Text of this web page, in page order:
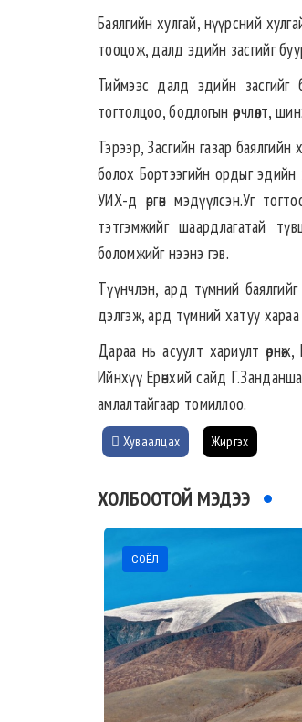
Баялгийн хулгай, нүүрсний
тооцож, далд эдийн засгийг
Тиймээс далд эдийн засгийг
тогтолцоо, бодлогын өөрчлөлт,
Тэрээр, Засгийн газар
болох Бортээгийн ордыг эдийн
УИХ-д өргөн мэдүүлсэн.Уг
тэтгэмжийг шаардлагатай
боломжийг нээнэ гэв.
Түүнчлэн, ард түмний
дэлгэж, ард түмний хатуу хараа
Дараа нь асуулт хариулт
Ийнхүү Ерөнхий сайд
амлалтайгаар томиллоо.
Хуваалцах Жиргэх
ХОЛБООТОЙ МЭДЭЭ
СОЁЛ